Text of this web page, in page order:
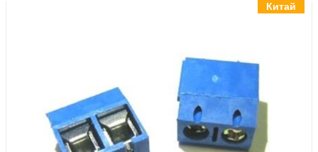
Услуги
Китай